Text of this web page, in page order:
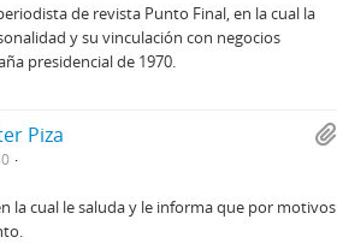
de revista Punto Final, en la cual la
y su vinculación con negocios
presidencial de 1970.
Piza
la cual le saluda y le informa que por motivos